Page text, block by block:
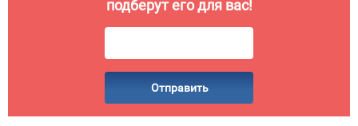
подберут его для вас!
Отправить